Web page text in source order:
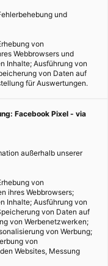
und
von
Webbrowsers und
Inhalte; Ausführung von
von Daten auf
für Auswertungen.
Facebook Pixel - via
außerhalb unserer
von
ihres Webbrowsers;
Inhalte; Ausführung von
von Daten auf
von Werbenetzwerken;
von Werbung;
von
Websites, Messung